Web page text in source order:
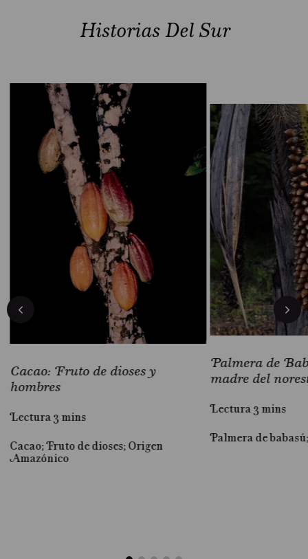
Historias Del Sur
Cacao: Fruto de dioses y
hombres
Lectura 3 mins
Cacao; Fruto de dioses; Origen
Amazónico
Palmera de
madre del
Lectura 3 mins
Palmera de